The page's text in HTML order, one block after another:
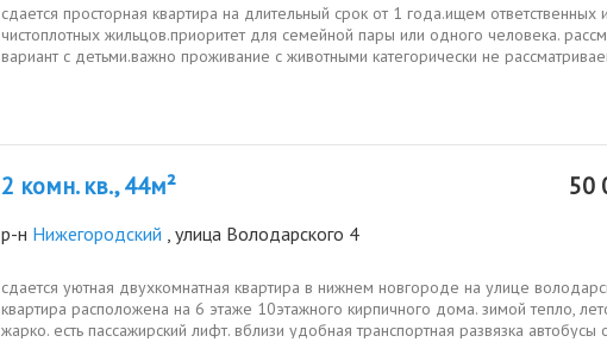
сдается просторная квартира на длительный срок от 1 года.ищем ответственных и
чистоплотных жильцов.приоритет для семейной пары или одного человека.
вариант с детьми.важно проживание с животными категорически не
2 комн. кв., 44м² 50
р-н Нижегородский , улица Володарского 4
сдается уютная двухкомнатная квартира в нижнем новгороде на улице
квартира расположена на 6 этаже 10этажного кирпичного дома. зимой тепло,
жарко. есть пассажирский лифт. вблизи удобная транспортная развязка автобусы